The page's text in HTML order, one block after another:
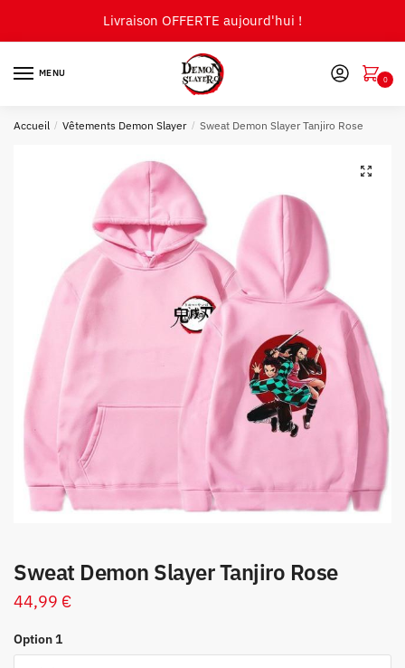
Livraison OFFERTE aujourd'hui !
MENU
0
Accueil / Vêtements Demon Slayer / Sweat Demon Slayer Tanjiro Rose
🔍
Sweat Demon Slayer Tanjiro Rose
44,99 €
Option 1